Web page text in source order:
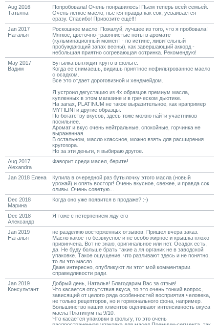
Aug 2016
Татьяна
Попробовала! Очень понравилось! Пьем теперь всей семьей.
Очень легкое масло, пьется правда как сок, усваивается
сразу. Спасибо! Привозите ещё!!!
Jan 2017
Наталья
Роскошное масло! Пожалуй, лучшее из того, что я пробовала!
Мягкое, цветочно-травянистые ноты в аромате
(кульминационный момент - по истине, живительный
пробуждающий запах весны), как завершающий аккорд -
небольшая приятно согревающая остринка. Рекомендую!
May 2017
Вадим
Бутылка выглядит круто в фольге.
Когда ее снимаешь, видишь приятное нефильтрованное масло
с осадком.
Все это отдает дороговизной и хендмейдом.
Я устроил дегустацию из 4х образцов премиум масла,
купленных в этом магазине и в греческом дьютике.
На запах, PLATINUM не такое выразительное, как нрапример
MYTILINI и другие образцы.
По богатству вкусов, здесь тоже можно найти участников
посильнее.
Аромат и вкус очень нейтральные, спокойные, горчинка не
выраженная.
В остальном, масло классное, можно взять для расширения
кругозора.
Но за эти деньги, я выбираю другое.
Aug 2017
Alexandra
Фаворит среди масел, берите!
Jan 2018 Елена
Купила в очередной раз бутылочку этого масла (новый
урожай) и опять восторг! Очень вкусное, свежее, и правда сок
оливы. Очень советую...
Dec 2018
Марина
Когда оно уже появится в продаже? :-)
Dec 2018
Александр
Я тоже с нетерпением жду его
Jan 2019
Наталья
не разделяю восторженных отзывов. Пришел вчера заказ.
Масло какое-то безвкусное и не особо жирное и крышка плохо
привинчена. Вот не знаю, оригинальное или нет. Осадок есть,
да. Не буду больше брать такие а ля органик не в заводской
упаковке. Такое ощущение, что разливают здесь и не понятно,
то ли это масло.
Даже интересно, опубликуют ли этот мой комментарии.
справедливости ради.
Jan 2019
Консультант
Добрый день, Наталья! Благодарим Вас за отзыв!
Что касается отсутствия вкуса, то это очень тонкий вопрос,
зависящий от целого ряда особенностей восприятия человека,
не только рецепторов, но и гормонального фона, например.
Большинство наших клиентов оценивают интенсивность вкуса
масла Платинум на 9/10.
Что касается упаковки в фольгу, то это очень